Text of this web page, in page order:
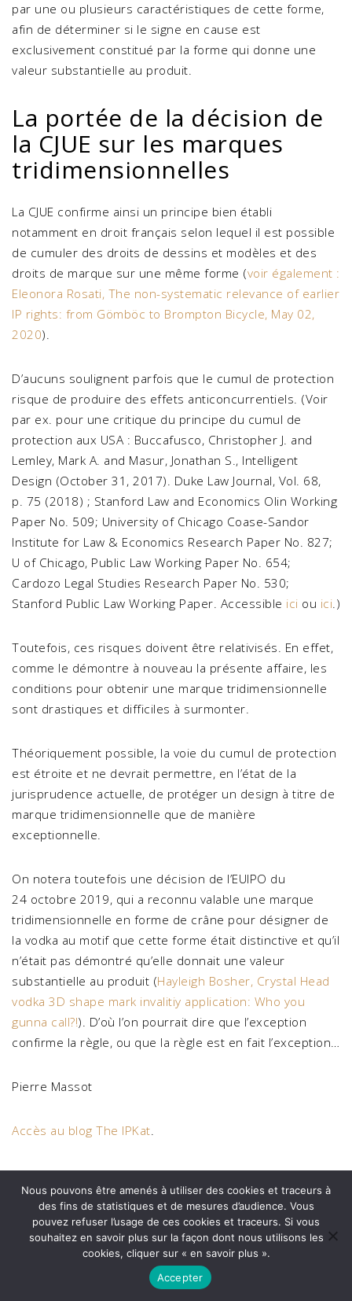
par une ou plusieurs caractéristiques de cette forme,
afin de déterminer si le signe en cause est
exclusivement constitué par la forme qui donne une
valeur substantielle au produit.
La portée de la décision de
la CJUE sur les marques
tridimensionnelles
La CJUE confirme ainsi un principe bien établi
notamment en droit français selon lequel il est possible
de cumuler des droits de dessins et modèles et des
droits de marque sur une même forme (voir également :
Eleonora Rosati, The non-systematic relevance of earlier
IP rights: from Gömböc to Brompton Bicycle, May 02,
2020).
D’aucuns soulignent parfois que le cumul de protection
risque de produire des effets anticoncurrentiels. (Voir
par ex. pour une critique du principe du cumul de
protection aux USA : Buccafusco, Christopher J. and
Lemley, Mark A. and Masur, Jonathan S., Intelligent
Design (October 31, 2017). Duke Law Journal, Vol. 68,
p. 75 (2018) ; Stanford Law and Economics Olin Working
Paper No. 509; University of Chicago Coase-Sandor
Institute for Law & Economics Research Paper No. 827;
U of Chicago, Public Law Working Paper No. 654;
Cardozo Legal Studies Research Paper No. 530;
Stanford Public Law Working Paper. Accessible ici ou ici.)
Toutefois, ces risques doivent être relativisés. En effet,
comme le démontre à nouveau la présente affaire, les
conditions pour obtenir une marque tridimensionnelle
sont drastiques et difficiles à surmonter.
Théoriquement possible, la voie du cumul de protection
est étroite et ne devrait permettre, en l’état de la
jurisprudence actuelle, de protéger un design à titre de
marque tridimensionnelle que de manière
exceptionnelle.
On notera toutefois une décision de l’EUIPO du
24 octobre 2019, qui a reconnu valable une marque
tridimensionnelle en forme de crâne pour désigner de
la vodka au motif que cette forme était distinctive et qu’il
n’était pas démontré qu’elle donnait une valeur
substantielle au produit (Hayleigh Bosher, Crystal Head
vodka 3D shape mark invalitiy application: Who you
gunna call?!). D’où l’on pourrait dire que l’exception
confirme la règle, ou que la règle est en fait l’exception…
Pierre Massot
Accès au blog The IPKat.
Les avocats du cabinet Arénaire exercent depuis 2011
dans tous les domaines du droit de la propriété
intellectuelle, et notamment en
droit des marques
. Pour
en savoir plus sur,contactez-nous.
Nous pouvons être amenés à utiliser des cookies et traceurs à
des fins de statistiques et de mesures d’audience. Vous
pouvez refuser l’usage de ces cookies et traceurs. Si vous
souhaitez en savoir plus sur la façon dont nous utilisons les
cookies, cliquer sur « en savoir plus ».
Accepter